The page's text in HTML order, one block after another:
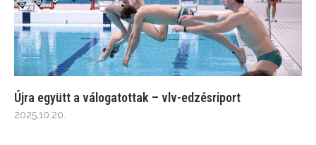
Újra együtt a válogatottak – vlv-edzésriport
2025.10.20.